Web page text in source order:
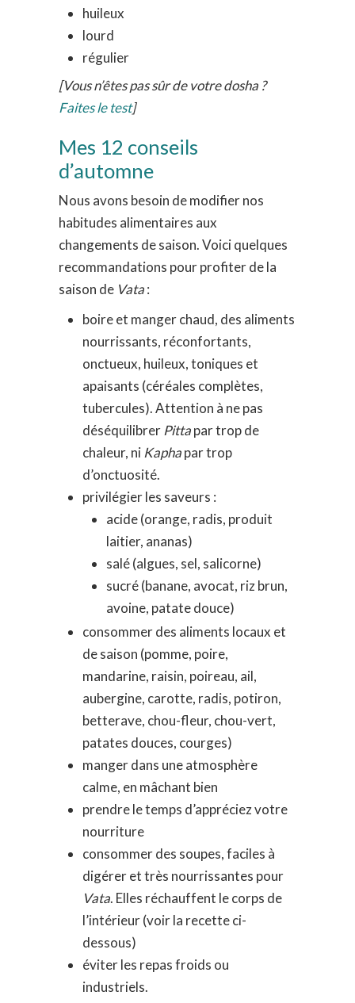
huileux
lourd
régulier
[Vous n’êtes pas sûr de votre dosha ?
Faites le test]
Mes 12 conseils
d’automne
Nous avons besoin de modifier nos
habitudes alimentaires aux
changements de saison. Voici quelques
recommandations pour profiter de la
saison de Vata:
boire et manger chaud, des aliments
nourrissants, réconfortants,
onctueux, huileux, toniques et
apaisants (céréales complètes,
tubercules). Attention à ne pas
déséquilibrer Pittapar trop de
chaleur, ni Kaphapar trop
d’onctuosité.
privilégier les saveurs :
acide (orange, radis, produit
laitier, ananas)
salé (algues, sel, salicorne)
sucré (banane, avocat, riz brun,
avoine, patate douce)
consommer des aliments locaux et
de saison (pomme, poire,
mandarine, raisin, poireau, ail,
aubergine, carotte, radis, potiron,
betterave, chou-fleur, chou-vert,
patates douces, courges)
manger dans une atmosphère
calme, en mâchant bien
prendre le temps d’appréciez votre
nourriture
consommer des soupes, faciles à
digérer et très nourrissantes pour
Vata. Elles réchauffent le corps de
l’intérieur (voir la recette ci-
dessous)
éviter les repas froids ou
industriels.